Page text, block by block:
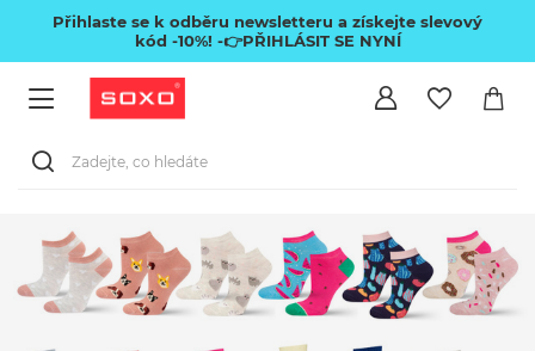
Přihlaste se k odběru newsletteru a získejte slevový
kód -10%! -👉PŘIHLÁSIT SE NYNÍ